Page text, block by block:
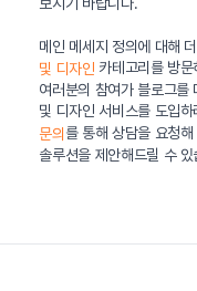
메인 메세지 정의에 대해
및 디자인 카테고리를 방
여러분의 참여가 블로그를
및 디자인 서비스를 도입
문의 를 통해 상담을 요청
솔루션을 제안해드릴 수 있